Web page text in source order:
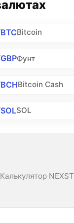
Bitcoin
Фунт
Bitcoin Cash
SOL
Калькулятор